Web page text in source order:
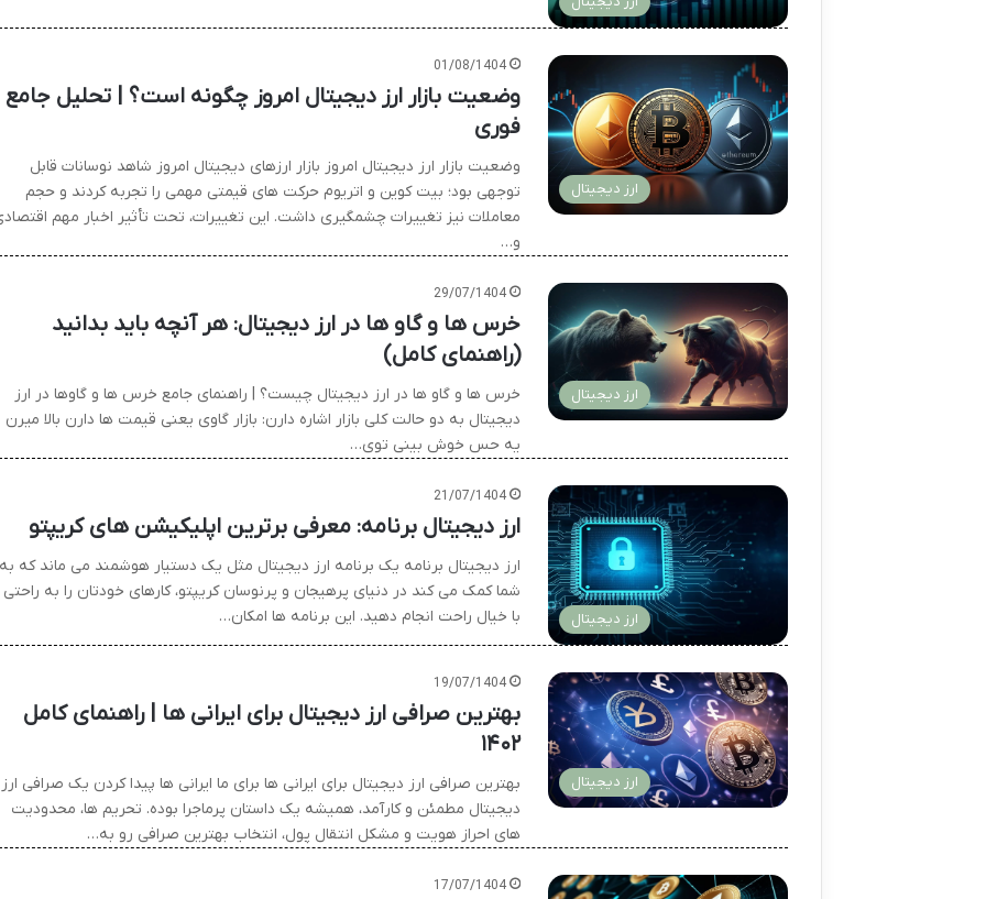
ارز دیجیتال
01/08/1404
وضعیت بازار ارز دیجیتال امروز چگونه است؟ | تحلیل
فوری
وضعیت بازار ارز دیجیتال امروز بازار ارزهای دیجیتال امروز شاهد نوسانات قابل
توجهی بود؛ بیت کوین و اتریوم حرکت های قیمتی مهمی را تجربه کردند و حجم
معاملات نیز تغییرات چشمگیری داشت. این تغییرات، تحت تأثیر اخبار مهم
و…
ارز دیجیتال
29/07/1404
خرس ها و گاو ها در ارز دیجیتال: هر آنچه باید بدانید
(راهنمای کامل)
خرس ها و گاو ها در ارز دیجیتال چیست؟ | راهنمای جامع خرس ها و گاوها در ارز
دیجیتال به دو حالت کلی بازار اشاره دارن: بازار گاوی یعنی قیمت ها دارن بالا میرن
یه حس خوش بینی توی…
ارز دیجیتال
21/07/1404
ارز دیجیتال برنامه: معرفی برترین اپلیکیشن های کریپتو
ارز دیجیتال برنامه یک برنامه ارز دیجیتال مثل یک دستیار هوشمند می ماند که
شما کمک می کند در دنیای پرهیجان و پرنوسان کریپتو، کارهای خودتان را به
با خیال راحت انجام دهید. این برنامه ها امکان…
ارز دیجیتال
19/07/1404
بهترین صرافی ارز دیجیتال برای ایرانی ها | راهنمای کامل
۱۴۰۲
بهترین صرافی ارز دیجیتال برای ایرانی ها برای ما ایرانی ها پیدا کردن یک صرافی ارز
دیجیتال مطمئن و کارآمد، همیشه یک داستان پرماجرا بوده. تحریم ها، محدودیت
های احراز هویت و مشکل انتقال پول، انتخاب بهترین صرافی رو به…
17/07/1404